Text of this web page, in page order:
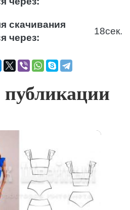
скачивания
через:
18сек.